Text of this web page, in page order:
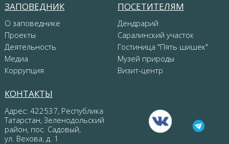
ЗАПОВЕДНИК
О заповеднике
Проекты
Деятельность
Медиа
Коррупция
ПОСЕТИТЕЛЯМ
Дендрарий
Саралинский участок
Гостиница "Пять шишек"
Музей природы
Визит-центр
КОНТАКТЫ
Адрес: 422537, Республика
Татарстан, Зеленодольский
район, пос. Садовый,
ул. Вехова, д. 1